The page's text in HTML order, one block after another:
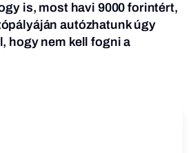
is, most havi 9000 forintért,
autózhatunk úgy
hogy nem kell fogni a